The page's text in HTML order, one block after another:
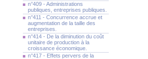
n°409 - Administrations
publiques, entreprises publiques.
n°411 - Concurrence accrue et
augmentation de la taille des
entreprises.
n°414 - De la diminution du coût
unitaire de production à la
croissance économique.
n°417 - Effets pervers de la